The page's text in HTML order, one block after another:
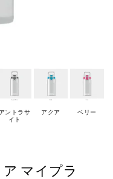
アントラサ
イト
アクア ベリー
マイプラ